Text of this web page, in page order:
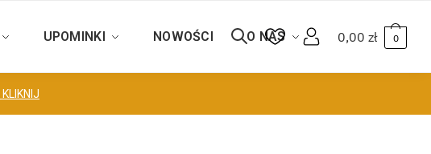
UPOMINKI NOWOŚCI O NAS 0,00 zł 0
KLIKNIJ